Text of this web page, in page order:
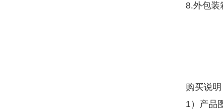
8.外包装
购买说
1）产品